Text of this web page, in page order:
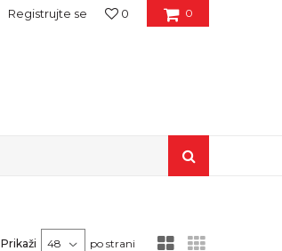
0
0
Registrujte se
Prikaži po strani